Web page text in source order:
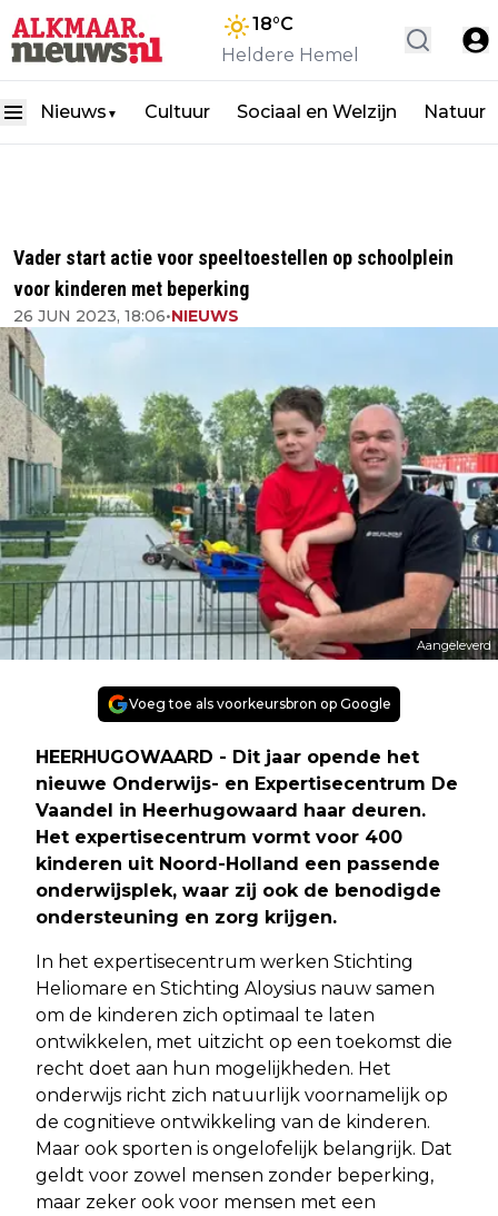
18°C
Heldere Hemel
Nieuws ▼ Cultuur Sociaal en Welzijn Natuur
Vader start actie voor speeltoestellen op schoolplein
voor kinderen met beperking
26 JUN 2023, 18:06•NIEUWS
Aangeleverd
Voeg toe als voorkeursbron op Google
HEERHUGOWAARD - Dit jaar opende het
nieuwe Onderwijs- en Expertisecentrum De
Vaandel in Heerhugowaard haar deuren.
Het expertisecentrum vormt voor 400
kinderen uit Noord-Holland een passende
onderwijsplek, waar zij ook de benodigde
ondersteuning en zorg krijgen.
In het expertisecentrum werken Stichting
Heliomare en Stichting Aloysius nauw samen
om de kinderen zich optimaal te laten
ontwikkelen, met uitzicht op een toekomst die
recht doet aan hun mogelijkheden. Het
onderwijs richt zich natuurlijk voornamelijk op
de cognitieve ontwikkeling van de kinderen.
Maar ook sporten is ongelofelijk belangrijk. Dat
geldt voor zowel mensen zonder beperking,
maar zeker ook voor mensen met een